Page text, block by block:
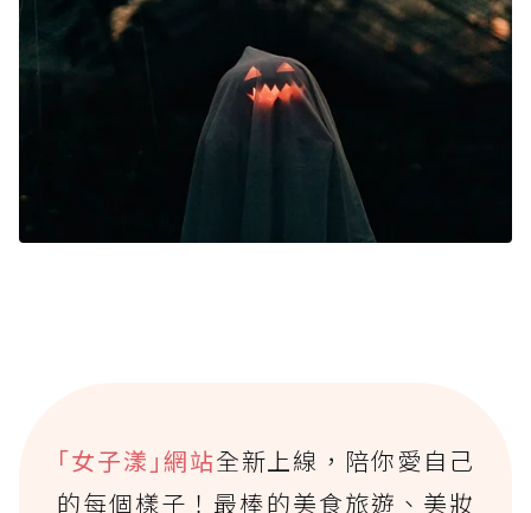
｢女子漾｣網站全新上線，陪你愛自己
的每個樣子！最棒的美食旅遊、美妝